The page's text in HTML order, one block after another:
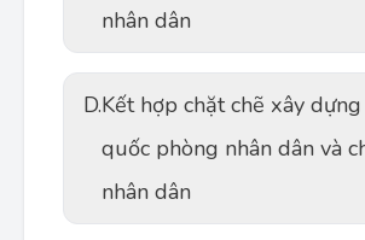
nhân dân
D.Kết hợp chặt chẽ xây
quốc phòng nhân dân và
nhân dân